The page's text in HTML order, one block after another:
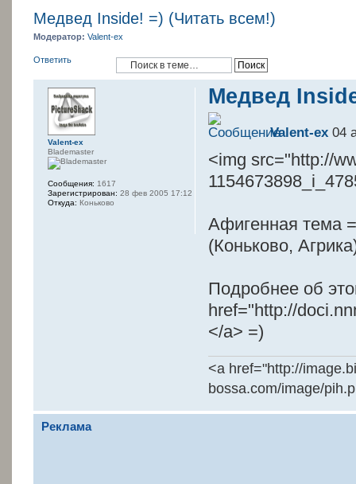
Медвед Inside! =) (Читать всем!)
Модератор: Valent-ex
Ответить
Медвед
Valent-ex 04
<img src="http://
Афигенная тема
(Коньково,
Подробнее об
href="http://
</a> =)
<a href="http://
bossa.com/image/
Valent-ex
Blademaster
Сообщения: 1617
Зарегистрирован: 28 фев 2005 17:12
Откуда: Коньково
Реклама